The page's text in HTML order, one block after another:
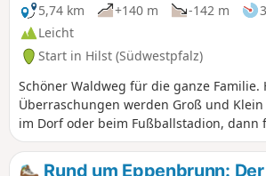
5,74 km
+140 m -142 m
Leicht
Start in Hilst (Südwestpfalz)
Schöner Waldweg für die ganze Familie.
Überraschungen werden Groß und
im Dorf oder beim Fußballstadion, dann
Wegweisern und Schildern entlang des
Rund um Eppenbrunn: